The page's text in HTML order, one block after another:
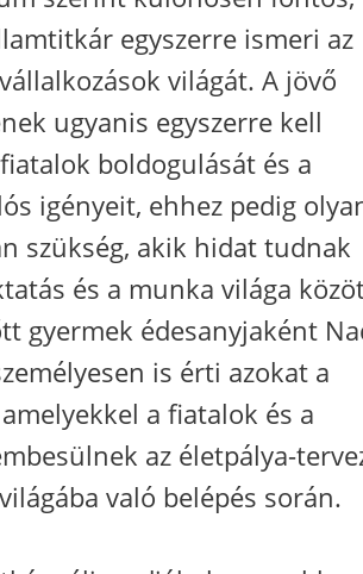
egyszerre ismeri az
világát. A jövő
ugyanis egyszerre kell
boldogulását és a
igényeit, ehhez pedig
szükség, akik hidat tudnak
és a munka világa
gyermek édesanyjaként
is érti azokat a
a fiatalok és a
az életpálya-
való belépés során.